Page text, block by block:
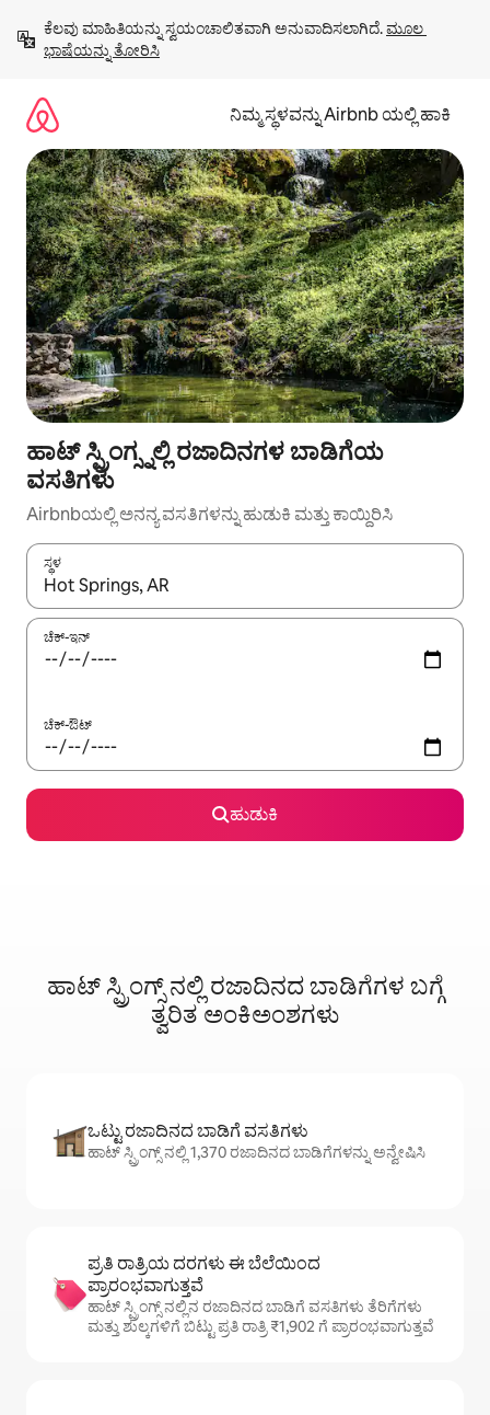
ಹೋಗಿ
ಕೆಲವು ಮಾಹಿತಿಯನ್ನು ಸ್ವಯಂಚಾಲಿತವಾಗಿ ಅನುವಾದಿಸಲಾಗಿದೆ. ಮೂಲ
ಭಾಷೆಯನ್ನು ತೋರಿಸಿ
ನಿಮ್ಮ ಸ್ಥಳವನ್ನು Airbnb ಯಲ್ಲಿ ಹಾಕಿ
ಹಾಟ್ ಸ್ಪ್ರಿಂಗ್ಸ್ನಲ್ಲಿ ರಜಾದಿನಗಳ ಬಾಡಿಗೆಯ
ವಸತಿಗಳು
Airbnbಯಲ್ಲಿ ಅನನ್ಯ ವಸತಿಗಳನ್ನು ಹುಡುಕಿ ಮತ್ತು ಕಾಯ್ದಿರಿಸಿ
ಸ್ಥಳ
ಫಲಿತಾಂಶಗಳು ಲಭ್ಯವಿರುವಾಗ, ಅಪ್ ಮತ್ತು ಡೌನ್ ಬಾಣದ ಕೀಲಿಗಳೊಂದಿಗೆ
ಚೆಕ್-ಇನ್
ಚೆಕ್-ಔಟ್
ಹುಡುಕಿ
ಹಾಟ್ ಸ್ಪ್ರಿಂಗ್ಸ್ ನಲ್ಲಿ ರಜಾದಿನದ ಬಾಡಿಗೆಗಳ ಬಗ್ಗೆ
ತ್ವರಿತ ಅಂಕಿಅಂಶಗಳು
ಒಟ್ಟು ರಜಾದಿನದ ಬಾಡಿಗೆ ವಸತಿಗಳು
ಹಾಟ್ ಸ್ಪ್ರಿಂಗ್ಸ್ ನಲ್ಲಿ 1,370 ರಜಾದಿನದ ಬಾಡಿಗೆಗಳನ್ನು ಅನ್ವೇಷಿಸಿ
ಪ್ರತಿ ರಾತ್ರಿಯ ದರಗಳು ಈ ಬೆಲೆಯಿಂದ
ಪ್ರಾರಂಭವಾಗುತ್ತವೆ
ಹಾಟ್ ಸ್ಪ್ರಿಂಗ್ಸ್ ನಲ್ಲಿನ ರಜಾದಿನದ ಬಾಡಿಗೆ ವಸತಿಗಳು ತೆರಿಗೆಗಳು
ಮತ್ತು ಶುಲ್ಕಗಳಿಗೆ ಬಿಟ್ಟು ಪ್ರತಿ ರಾತ್ರಿ ₹1,902 ಗೆ ಪ್ರಾರಂಭವಾಗುತ್ತವೆ